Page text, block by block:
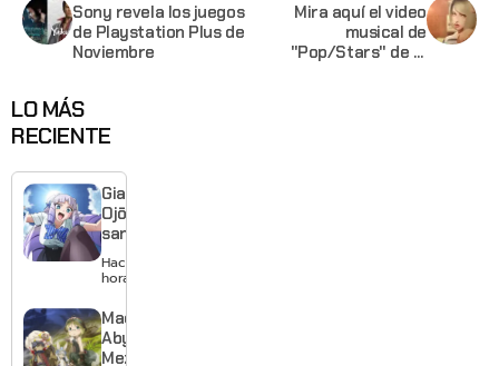
Sony revela los juegos
de Playstation Plus de
Noviembre
Mira aquí el video
musical de
"Pop/Stars" de la
LO MÁS
RECIENTE
Giant
Ojō-
sama
revela
visual y
estreno
para
enero de
Hace 2
horas
Made in
Abyss:
Mezameru